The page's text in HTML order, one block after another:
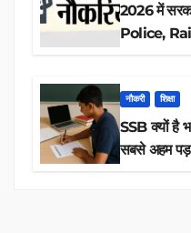
2026 में
Police,
नौकरी शिक्षा
SSB क्यों है
सबसे अहम